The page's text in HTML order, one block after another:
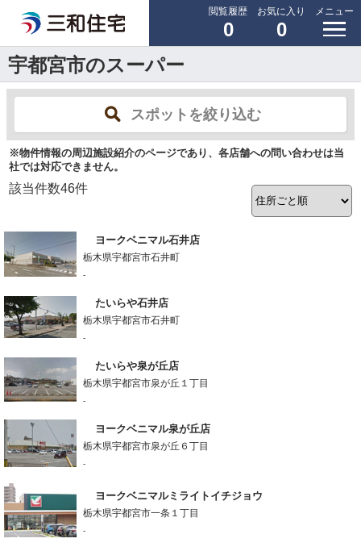
閲覧履歴
0
お気に入り
0
メニュー
宇都宮市のスーパー
スポットを絞り込む
※物件情報の周辺施設紹介のページであり、各店舗への問い合わせは当
社では対応できません。
該当件数46件
ヨークベニマル石井店
栃木県宇都宮市石井町
-
たいらや石井店
栃木県宇都宮市石井町
-
たいらや泉が丘店
栃木県宇都宮市泉が丘１丁目
-
ヨークベニマル泉が丘店
栃木県宇都宮市泉が丘６丁目
-
ヨークベニマルミライトイチジョウ
栃木県宇都宮市一条１丁目
-